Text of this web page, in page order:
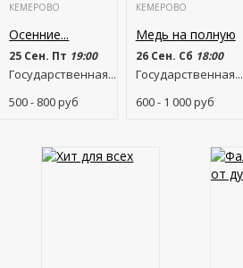
КЕМЕРОВО
Осенние...
25 Сен. Пт 19:00
Государственная...
500 - 800руб
КЕМЕРОВО
Медь на полную
26 Сен. Сб 18:00
Государственная...
600 - 1 000руб